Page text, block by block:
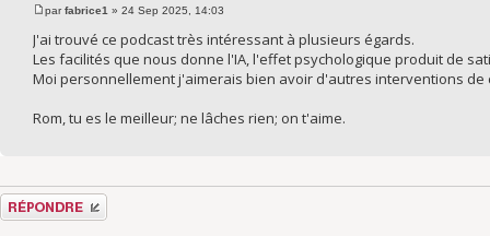
parfabrice1 » 24 Sep 2025, 14:03
J'ai trouvé ce podcast très intéressant à plusieurs égards.
Les facilités que nous donne l'IA, l'effet psychologique produit de
Moi personnellement j'aimerais bien avoir d'autres interventions de
Rom, tu es le meilleur; ne lâches rien; on t'aime.
Répondre